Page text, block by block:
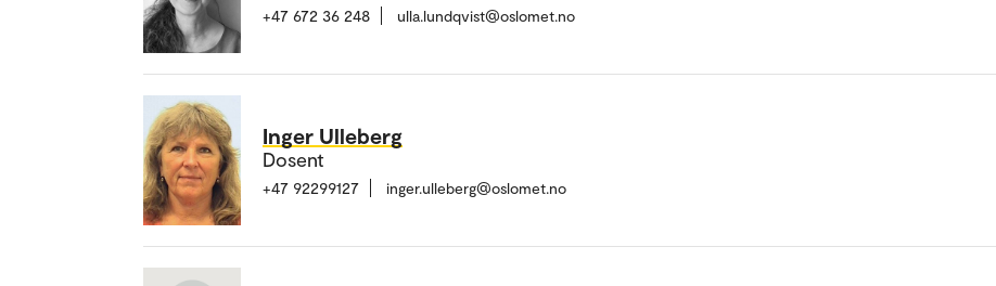
+47 672 36 248 ulla.lundqvist@oslomet.no
Inger Ulleberg
Dosent
+47 92299127 inger.ulleberg@oslomet.no